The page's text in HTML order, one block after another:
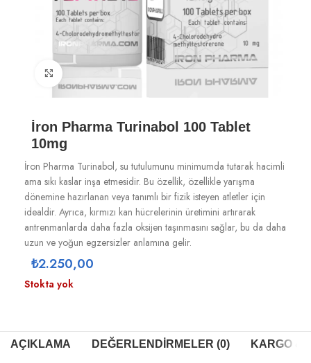
İron Pharma Turinabol 100 Tablet
10mg
İron Pharma Turinabol, su tutulumunu minimumda tutarak hacimli
ama sıkı kaslar inşa etmesidir. Bu özellik, özellikle yarışma
dönemine hazırlanan veya tanımlı bir fizik isteyen atletler için
idealdir. Ayrıca, kırmızı kan hücrelerinin üretimini artırarak
antrenmanlarda daha fazla oksijen taşınmasını sağlar, bu da daha
uzun ve yoğun egzersizler anlamına gelir.
₺2.250,00
Stokta yok
AÇIKLAMA DEĞERLENDIRMELER (0) KARGO &